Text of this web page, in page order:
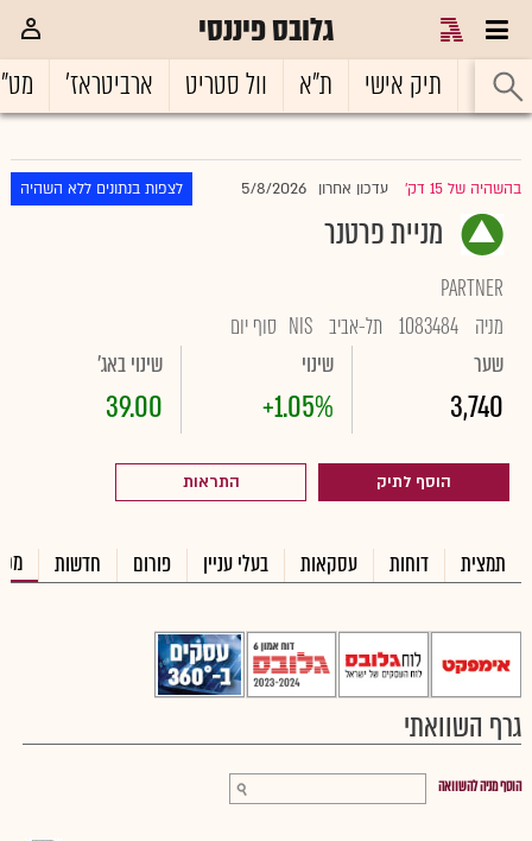
גלובס פיננסי
ראשי תיק אישי ת"א וול סטריט ארביטראז'
בהשהיה של 15 דק' עדכון אחרון 5/8/2026 לצפות בנתונים ללא השהיה
מניית פרטנר
PARTNER
מניה 1083484 תל-אביב NIS סוף יום
שער
3,740
שינוי
+1.05%
שינוי באג'
39.00
הוסף לתיק התראות
תמצית דוחות עסקאות בעלי עניין פורום חדשות
גרף השוואתי
הוסף מניה להשוואה